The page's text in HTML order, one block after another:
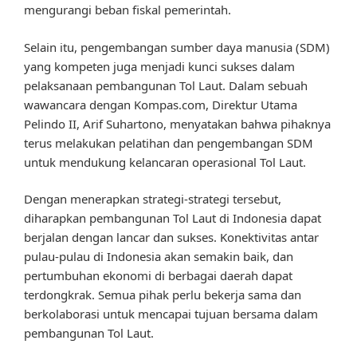
mengurangi beban fiskal pemerintah.
Selain itu, pengembangan sumber daya manusia (SDM)
yang kompeten juga menjadi kunci sukses dalam
pelaksanaan pembangunan Tol Laut. Dalam sebuah
wawancara dengan Kompas.com, Direktur Utama
Pelindo II, Arif Suhartono, menyatakan bahwa pihaknya
terus melakukan pelatihan dan pengembangan SDM
untuk mendukung kelancaran operasional Tol Laut.
Dengan menerapkan strategi-strategi tersebut,
diharapkan pembangunan Tol Laut di Indonesia dapat
berjalan dengan lancar dan sukses. Konektivitas antar
pulau-pulau di Indonesia akan semakin baik, dan
pertumbuhan ekonomi di berbagai daerah dapat
terdongkrak. Semua pihak perlu bekerja sama dan
berkolaborasi untuk mencapai tujuan bersama dalam
pembangunan Tol Laut.